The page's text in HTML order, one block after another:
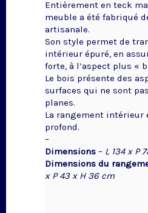
Entièrement en teck
meuble a été fabriqué
artisanale.
Son style permet de
intérieur épuré, en
forte, à l’aspect plus «
Le bois présente des
surfaces qui ne sont
planes.
La rangement intérieur
profond.
–
Dimensions – L 134 x P
Dimensions du
x P 43 x H 36 cm